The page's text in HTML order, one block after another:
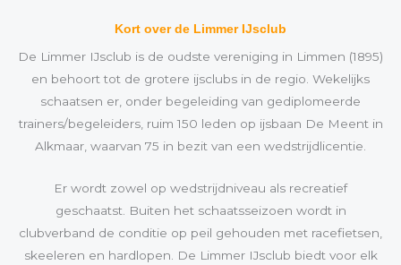
Kort over de Limmer IJsclub
De Limmer IJsclub is de oudste vereniging in Limmen (1895)
en behoort tot de grotere ijsclubs in de regio. Wekelijks
schaatsen er, onder begeleiding van gediplomeerde
trainers/begeleiders, ruim 150 leden op ijsbaan De Meent in
Alkmaar, waarvan 75 in bezit van een wedstrijdlicentie.
Er wordt zowel op wedstrijdniveau als recreatief
geschaatst. Buiten het schaatsseizoen wordt in
clubverband de conditie op peil gehouden met racefietsen,
skeeleren en hardlopen. De Limmer IJsclub biedt voor elk